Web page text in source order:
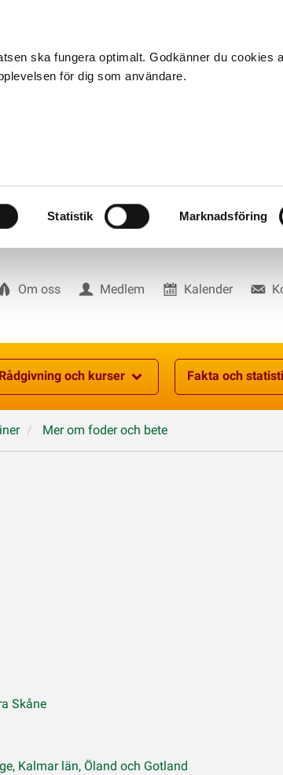
ska fungera optimalt. Godkänner du cookies
för dig som användare.
Statistik Marknadsföring
Om oss Medlem Kalender
Rådgivning och kurser Fakta och
Mer om foder och bete
Skåne
Kalmar län, Öland och Gotland